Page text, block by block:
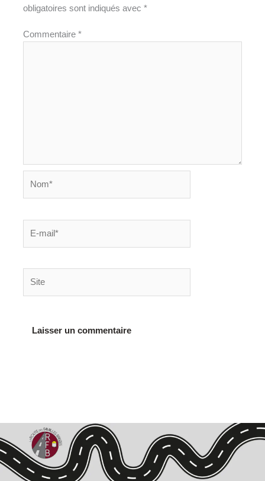
obligatoires sont indiqués avec*
Commentaire*
mail*